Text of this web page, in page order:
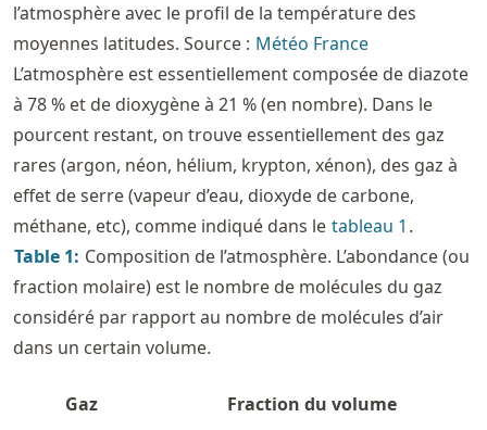
l’atmosphère avec le profil de la température des
moyennes latitudes. Source : Météo France
L’atmosphère est essentiellement composée de diazote
à 78 % et de dioxygène à 21 % (en nombre). Dans le
pourcent restant, on trouve essentiellement des gaz
rares (argon, néon, hélium, krypton, xénon), des gaz à
effet de serre (vapeur d’eau, dioxyde de carbone,
méthane, etc), comme indiqué dans le tableau 1 .
Table 1: Composition de l’atmosphère. L’abondance (ou
fraction molaire) est le nombre de molécules du gaz
considéré par rapport au nombre de molécules d’air
dans un certain volume.
Gaz
Fraction du volume